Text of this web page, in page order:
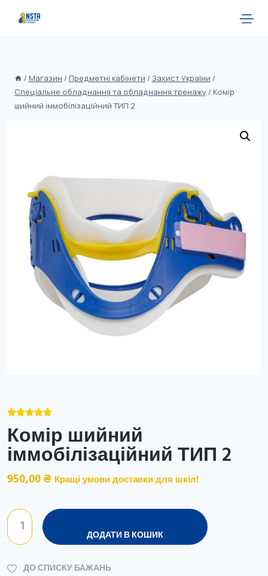
/ Магазин / Предметні кабінети / Захист України /
Спеціальне обладнання та обладнання тренажу / Комір
шийний іммобілізаційний ТИП 2

Комір шийний
іммобілізаційний ТИП 2
950,00₴ Кращі умови доставки для шкіл!
ДОДАТИ В КОШИК
ДО СПИСКУ БАЖАНЬ